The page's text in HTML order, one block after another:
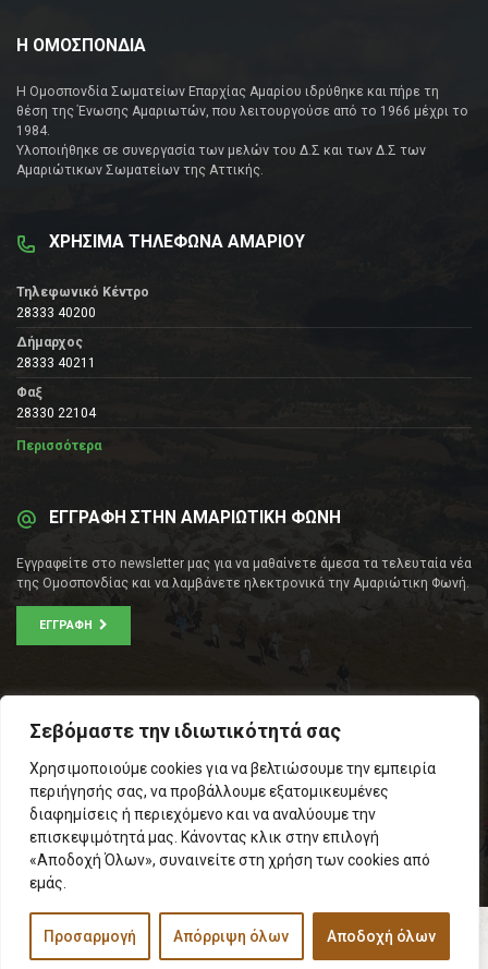
Σεβόμαστε την ιδιωτικότητά σας
Χρησιμοποιούμε cookies για να βελτιώσουμε την εμπειρία
περιήγησής σας, να προβάλλουμε εξατομικευμένες
διαφημίσεις ή περιεχόμενο και να αναλύουμε την
επισκεψιμότητά μας. Κάνοντας κλικ στην επιλογή
«Αποδοχή Όλων», συναινείτε στη χρήση των cookies από
εμάς.
Προσαρμογή Απόρριψη όλων Αποδοχή όλων
Η ΟΜΟΣΠΟΝΔΙΑ
Η Ομοσπονδία Σωματείων Επαρχίας Αμαρίου ιδρύθηκε και πήρε τη
θέση της Ένωσης Αμαριωτών, που λειτουργούσε από το 1966 μέχρι το
1984.
Υλοποιήθηκε σε συνεργασία των μελών του Δ.Σ και των Δ.Σ των
Αμαριώτικων Σωματείων της Αττικής.
ΧΡΗΣΙΜΑ ΤΗΛΕΦΩΝΑ ΑΜΑΡΙΟΥ
Τηλεφωνικό Κέντρο
28333 40200
Δήμαρχος
28333 40211
Φαξ
28330 22104
Περισσότερα
ΕΓΓΡΑΦΗ ΣΤΗΝ ΑΜΑΡΙΩΤΙΚΗ ΦΩΝΗ
Εγγραφείτε στο newsletter μας για να μαθαίνετε άμεσα τα τελευταία νέα
της Ομοσπονδίας και να λαμβάνετε ηλεκτρονικά την Αμαριώτικη Φωνή.
ΕΓΓΡΑΦΉ
Τ.Κ.: 105 53
Τηλ. – Fax: 210 33 14 346
Τηλ. Προέδρου: 6971566783
Email:info@omospamari.gr
© 2017 Ομοσπονδία Σωματείων Επαρχίας Αμαρίου